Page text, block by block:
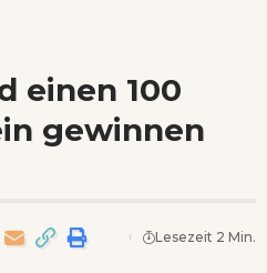
einen 100
gewinnen
Lesezeit 2 Min.